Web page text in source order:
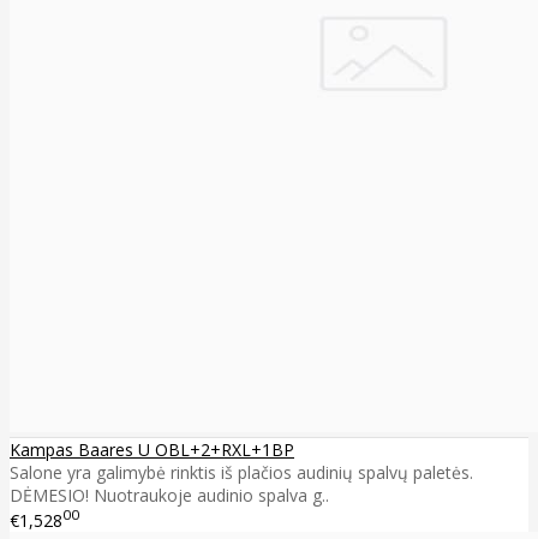
Kampas Baares U OBL+2+RXL+1BP
Salone yra galimybė rinktis iš plačios audinių spalvų paletės.
DĖMESIO! Nuotraukoje audinio spalva g..
€1,52800